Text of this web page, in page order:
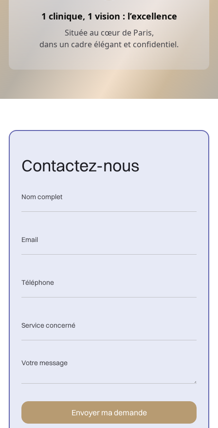
1 clinique, 1 vision : l’excellence
Située au cœur de Paris,
dans un cadre élégant et confidentiel.
Contactez-nous